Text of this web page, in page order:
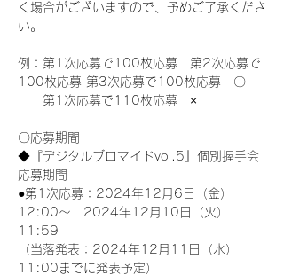
く場合がございますので、予めご了承くださ
い。
例：第1次応募で100枚応募　第2次応募で
100枚応募 第3次応募で100枚応募　〇
第1次応募で110枚応募　×
〇応募期間
◆『デジタルブロマイドvol.5』個別握手会
応募期間
●第1次応募：2024年12月6日（金）
12:00～　2024年12月10日（火）
11:59
（当落発表：2024年12月11日（水）
11:00までに発表予定）